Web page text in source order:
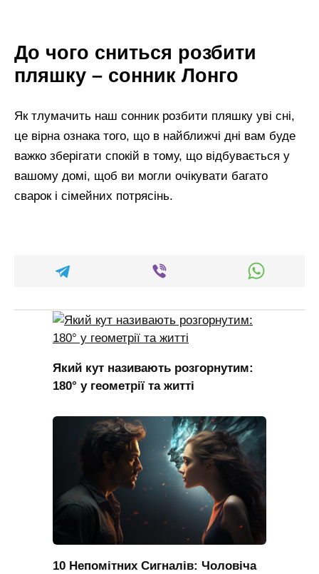
До чого сниться розбити
пляшку – сонник Лонго
Як тлумачить наш сонник розбити пляшку уві сні,
це вірна ознака того, що в найближчі дні вам буде
важко зберігати спокій в тому, що відбувається у
вашому домі, щоб ви могли очікувати багато
сварок і сімейних потрясінь.
Який кут називають розгорнутим:
180° у геометрії та житті
10 Непомітних Сигналів: Чоловіча